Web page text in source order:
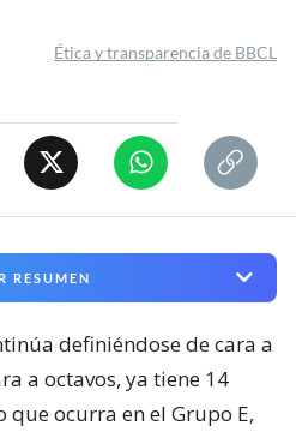
Ética y transparencia de BBCL
RESUMEN
definiéndose de cara a
a octavos, ya tiene 14
ocurra en el Grupo E,